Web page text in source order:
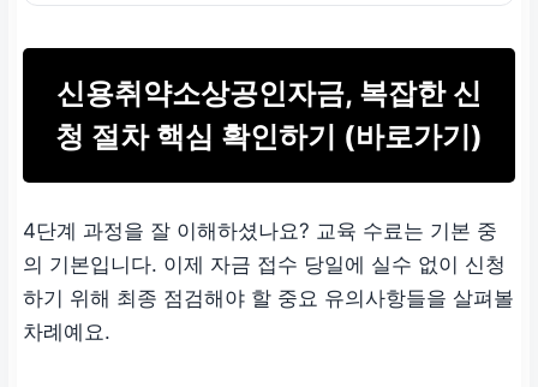
신용취약소상공인자금, 복잡한 신
청 절차 핵심 확인하기 (바로가기)
4단계 과정을 잘 이해하셨나요? 교육 수료는 기본 중
의 기본입니다. 이제 자금 접수 당일에 실수 없이 신청
하기 위해 최종 점검해야 할 중요 유의사항들을 살펴볼
차례예요.